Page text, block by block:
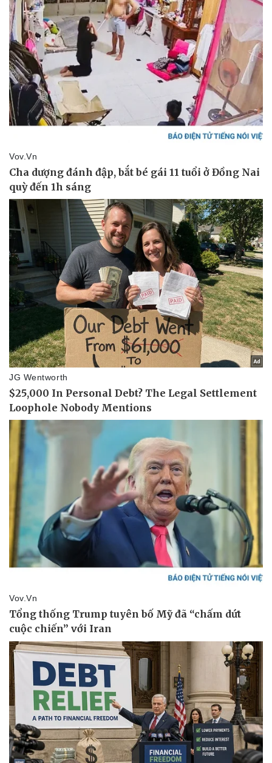
Doanh nghiệp
Thông tin doanh nghiệp
Doanh nghiệp 24h
Doanh nhân
Vì cộng đồng
Công nghệ
Sành điệu
Tin Công nghệ
Trải nghiệm
Chuyển đổi số
Sức khỏe
Dinh dưỡng - món ngon
Cây thuốc
Sản phụ khoa
Nhi khoa
Đời sống
Nhà đẹp
Blog
Tình yêu - Gia đình